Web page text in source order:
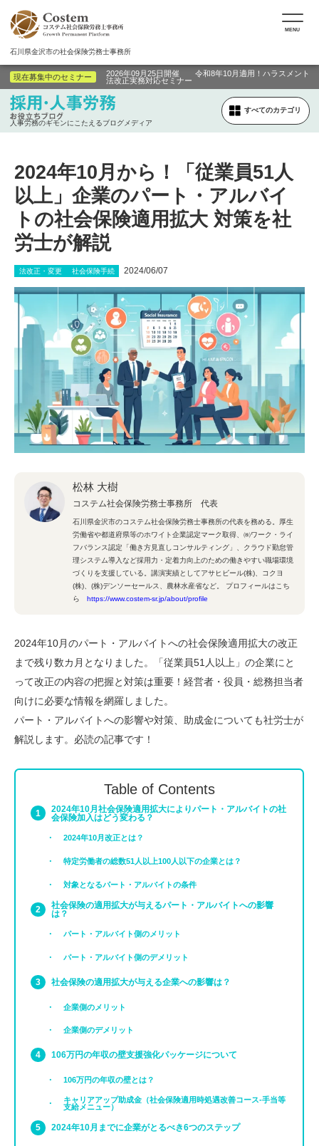
石川県金沢市の社会保険労務士事務所
MENU
現在募集中のセミナー
2026年09月25日開催 令和8年10月適用！ハラスメント
法改正実務対応セミナー
人事労務のギモンにこたえるブログメディア
すべてのカテゴリ
2024年10月から！「従業員51人
以上」企業のパート・アルバイ
トの社会保険適用拡大 対策を社
労士が解説
法改正・変更 社会保険手続 2024/06/07
松林 大樹
コステム社会保険労務士事務所 代表
石川県金沢市のコステム社会保険労務士事務所の代表を務める。厚生
労働省や都道府県等のホワイト企業認定マーク取得、㈱ワーク・ライ
フバランス認定「働き方見直しコンサルティング」、クラウド勤怠管
理システム導入など採用力・定着力向上のための働きやすい職場環境
づくりを支援している。講演実績としてアサヒビール(株)、コクヨ
(株)、(株)デンソーセールス、農林水産省など。 プロフィールはこち
らhttps://www.costem-sr.jp/about/profile
2024年10月のパート・アルバイトへの社会保険適用拡大の改正
まで残り数カ月となりました。「従業員51人以上」の企業にと
って改正の内容の把握と対策は重要！経営者・役員・総務担当者
向けに必要な情報を網羅しました。
パート・アルバイトへの影響や対策、助成金についても社労士が
解説します。必読の記事です！
Table of Contents
2024年10月社会保険適用拡大によりパート・アルバイトの社
会保険加入はどう変わる？
2024年10月改正とは？
特定労働者の総数51人以上100人以下の企業とは？
対象となるパート・アルバイトの条件
社会保険の適用拡大が与えるパート・アルバイトへの影響
は？
パート・アルバイト側のメリット
パート・アルバイト側のデメリット
社会保険の適用拡大が与える企業への影響は？
企業側のメリット
企業側のデメリット
106万円の年収の壁支援強化パッケージについて
106万円の年収の壁とは？
キャリアアップ助成金（社会保険適用時処遇改善コース-手当等
支給メニュー）
2024年10月までに企業がとるべき6つのステップ